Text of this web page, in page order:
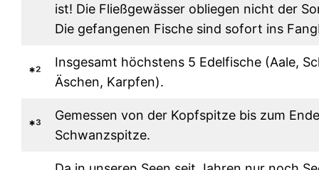
ist! Die Fließgewässer obliegen nicht der
Die gefangenen Fische sind sofort ins
*²
Insgesamt höchstens 5 Edelfische (Aale,
Äschen, Karpfen).
*³
Gemessen von der Kopfspitze bis zum
Schwanzspitze.